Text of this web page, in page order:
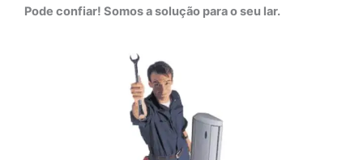
Pode confiar! Somos a solução para o seu lar.